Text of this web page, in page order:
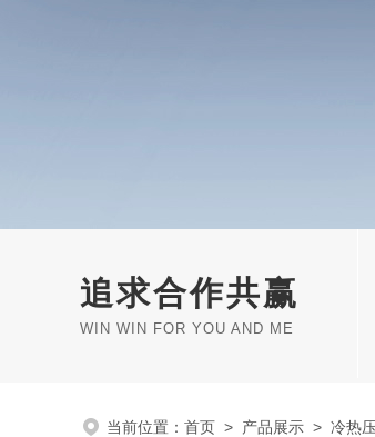
追求合作共赢
WIN WIN FOR YOU AND ME
当前位置： 首页 > 产品展示 > 冷热